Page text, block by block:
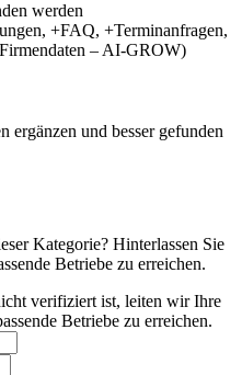
werden
+FAQ, +Terminanfragen,
– AI-GROW)
ergänzen und besser gefunden
Kategorie? Hinterlassen Sie
Betriebe zu erreichen.
verifiziert ist, leiten wir Ihre
Betriebe zu erreichen.